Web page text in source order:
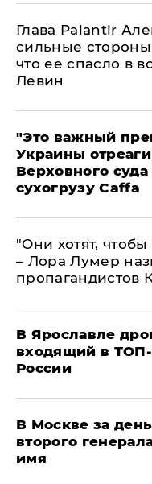
Глава Palantir
сильные
что ее спасло в
Левин
"Это важный
Украины
Верховного
сухогрузу Caffa
"Они хотят,
– Лора Лумер
пропагандистов
В Ярославле
входящий в
России
В Москве за
второго
имя